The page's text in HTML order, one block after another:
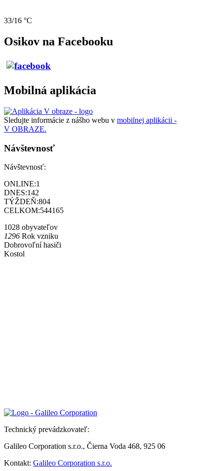
33/16 °C
Osikov na Facebooku
Mobilná aplikácia
Sledujte informácie z nášho webu v mobilnej aplikácii -
V OBRAZE.
Návštevnosť
Návštevnosť:
ONLINE:1
DNES:142
TÝŽDEŇ:804
CELKOM:544165
1028 obyvateľov
1296 Rok vzniku
Dobrovoľní hasiči
Kostol
Technický prevádzkovateľ:
Galileo Corporation s.r.o., Čierna Voda 468, 925 06
Kontakt: Galileo Corporation s.r.o.